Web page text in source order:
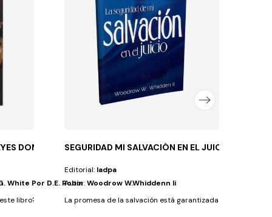
DOMINICALES
White Por D.E. Robin
libro? Porque la Iglesia Adventista ha sido...
SEGURIDAD MI SALVACIÓN EN EL JUICIO
Editorial: Iadpa
Autor:Woodrow W.Whiddenn Ii
La promesa de la salvación está garantizada para quienes